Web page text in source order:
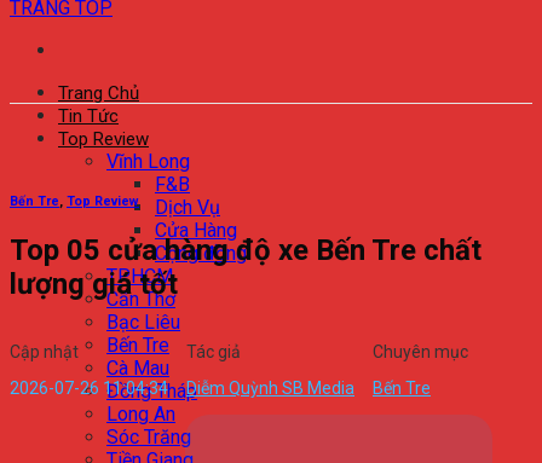
TRANG TOP
Trang Chủ
Tin Tức
Top Review
Vĩnh Long
F&B
Dịch Vụ
Cửa Hàng
Cộng đồng
TPHCM
Cần Thơ
Bạc Liêu
Bến Tre
Cà Mau
Đồng Tháp
Long An
Sóc Trăng
Bến Tre, Top Review
Top 05 cửa hàng độ xe Bến Tre chất
lượng giá tốt
Cập nhật
2026-07-26 11:04:34
Tác giả
Diễm Quỳnh SB Media
Chuyên mục
Bến Tre